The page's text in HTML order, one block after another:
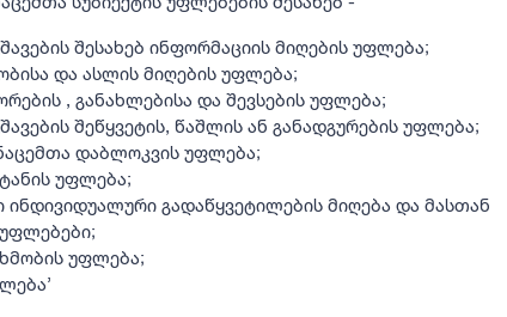
შესახებ ინფორმაციის მიღების უფლება;
და ასლის მიღების უფლება;
, განახლებისა და შევსების უფლება;
შეწყვეტის, წაშლის ან განადგურების უფლება;
დაბლოკვის უფლება;
უფლება;
ინდივიდუალური გადაწყვეტილების მიღება და მასთან
უფლება;